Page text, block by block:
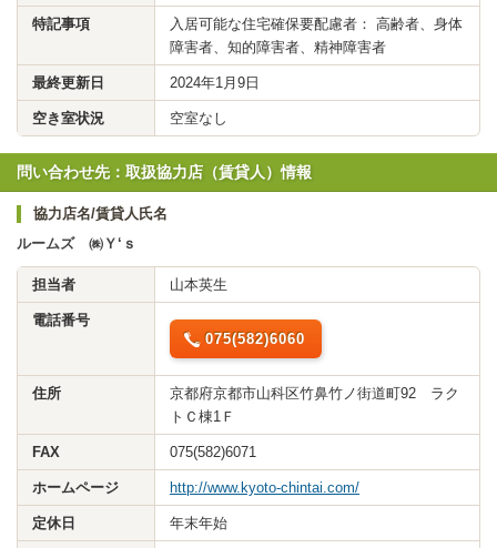
特記事項
入居可能な住宅確保要配慮者： 高齢者、身体
障害者、知的障害者、精神障害者
最終更新日 2024年1月9日
空き室状況 空室なし
問い合わせ先：取扱協力店（賃貸人）情報
協力店名/賃貸人氏名
ルームズ ㈱Ｙ‘ｓ
担当者 山本英生
電話番号
075(582)6060
住所
京都府京都市山科区竹鼻竹ノ街道町92 ラク
トＣ棟1Ｆ
FAX 075(582)6071
ホームページ http://www.kyoto-chintai.com/
定休日 年末年始